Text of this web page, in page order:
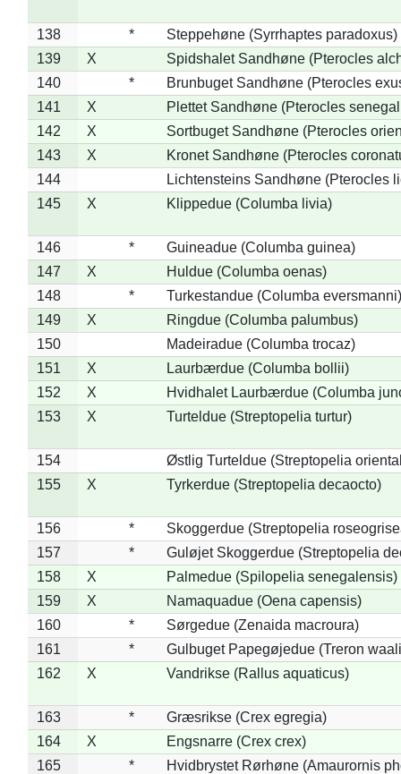
138 *
Steppehøne (Syrrhaptes paradoxus)
139
X
Spidshalet Sandhøne (Pterocles
140
*
Brunbuget Sandhøne (Pterocles
141
X
Plettet Sandhøne (Pterocles
142
X
Sortbuget Sandhøne (Pterocles
143
X
Kronet Sandhøne (Pterocles
144
Lichtensteins Sandhøne (Pterocles
145
X Klippedue (Columba livia)
146 *
Guineadue (Columba guinea)
147
X
Huldue (Columba oenas)
148
*
Turkestandue (Columba eversmanni)
149
X
Ringdue (Columba palumbus)
150
Madeiradue (Columba trocaz)
151
X
Laurbærdue (Columba bollii)
152
X
Hvidhalet Laurbærdue (Columba
153
X Turteldue (Streptopelia turtur)
154
Østlig Turteldue (Streptopelia
155
X Tyrkerdue (Streptopelia decaocto)
156 *
Skoggerdue (Streptopelia
157
*
Guløjet Skoggerdue (Streptopelia
158
X
Palmedue (Spilopelia senegalensis)
159
X
Namaquadue (Oena capensis)
160
*
Sørgedue (Zenaida macroura)
161
*
Gulbuget Papegøjedue (Treron
162
X Vandrikse (Rallus aquaticus)
163 *
Græsrikse (Crex egregia)
164
X
Engsnarre (Crex crex)
165
*
Hvidbrystet Rørhøne (Amaurornis